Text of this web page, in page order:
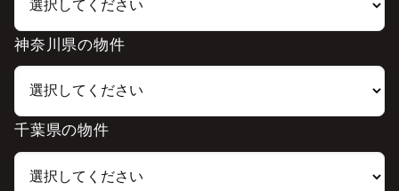
神奈川県の物件
千葉県の物件